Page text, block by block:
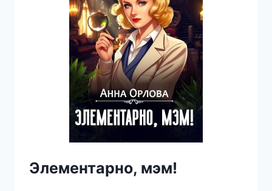
Элементарно, мэм!